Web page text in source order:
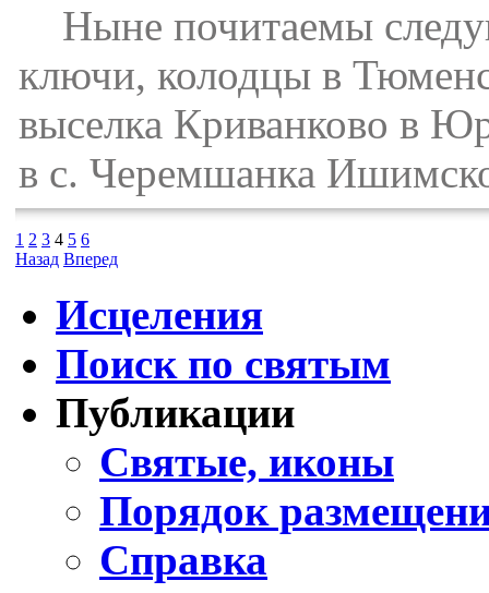
Ныне почитаемы
ключи, колодцы в
выселка Криванково в
в с. Черемшанка
1 2 3 4 5 6
Назад Вперед
Исцеления
Поиск по святым
Публикации
Святые, иконы
Порядок
Справка